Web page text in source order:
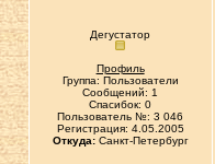
Дегустатор
Профиль
Группа: Пользователи
Сообщений: 1
Спасибок: 0
Пользователь №: 3 046
Регистрация: 4.05.2005
Откуда:Санкт-Петербург